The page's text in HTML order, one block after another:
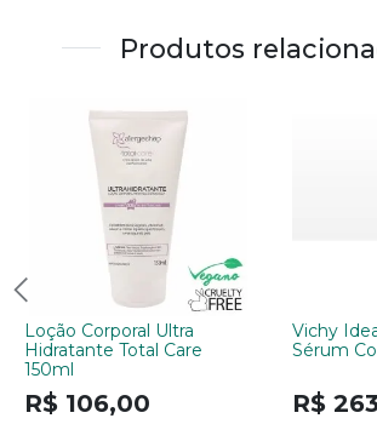
Produtos
Loção Corporal Ultra
Hidratante Total Care
150ml
R$ 106,00
Vichy
Sérum
R$